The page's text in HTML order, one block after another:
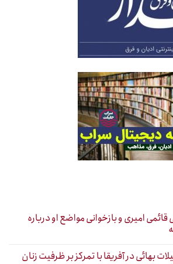
امیری و بازخوانی مواضع او درباره
بهائی در آفریقا با تمرکز بر ظرفیت زنان